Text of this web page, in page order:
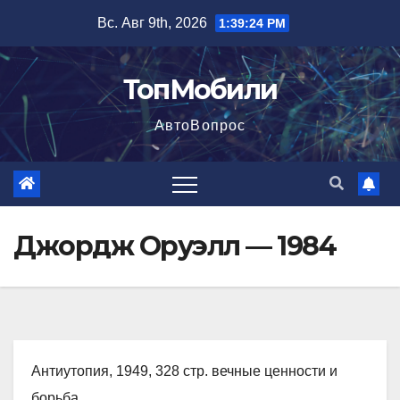
содержимому
Вс. Авг 9th, 2026 1:39:25 PM
ТопМобили
АвтоВопрос
Джордж Оруэлл — 1984
Антиутопия, 1949, 328 стр. вечные ценности и